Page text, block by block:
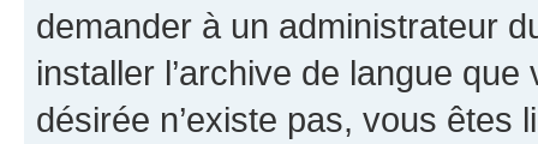
demander à un administrateur
installer l’archive de langue
désirée n’existe pas, vous êtes